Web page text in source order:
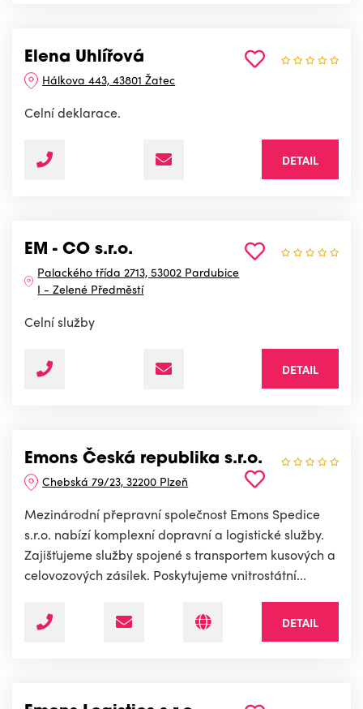
Elena Uhlířová
Hálkova 443, 43801 Žatec
Celní deklarace.
DETAIL
EM - CO s.r.o.
Palackého třída 2713, 53002 Pardubice
I - Zelené Předměstí
Celní služby
DETAIL
Emons Česká republika s.r.o.
Chebská 79/23, 32200 Plzeň
Mezinárodní přepravní společnost Emons Spedice
s.r.o. nabízí komplexní dopravní a logistické služby.
Zajišťujeme služby spojené s transportem kusových a
celovozových zásilek. Poskytujeme vnitrostátní...
DETAIL